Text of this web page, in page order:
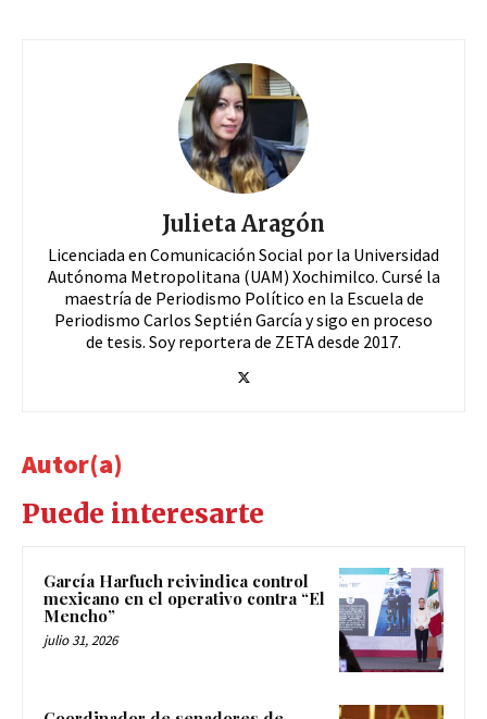
Julieta Aragón
Licenciada en Comunicación Social por la Universidad
Autónoma Metropolitana (UAM) Xochimilco. Cursé la
maestría de Periodismo Político en la Escuela de
Periodismo Carlos Septién García y sigo en proceso
de tesis. Soy reportera de ZETA desde 2017.
Autor(a)
Puede interesarte
García Harfuch reivindica control
mexicano en el operativo contra “El
Mencho”
julio 31, 2026